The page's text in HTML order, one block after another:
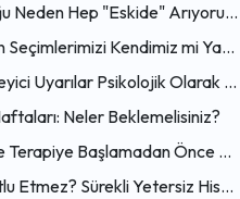
Geçmişin Melankolisi: Mutluluğu Neden Hep "Eskide" Arıyoruz?
Özgür İrade Nedir? Gerçekten Seçimlerimizi Kendimiz mi Yapıyoruz?
Trigger Warning Nedir? Tetikleyici Uyarılar Psikolojik Olarak Faydalı mı?
Neler Beklemelisiniz?
Hiwell Kullanım Rehberi: Online Terapiye Başlamadan Önce Bilmeniz Gerekenler
Mükemmeliyetçilik Neden Mutlu Etmez? Sürekli Yetersiz Hissetmenin Psikolojik Nedenleri